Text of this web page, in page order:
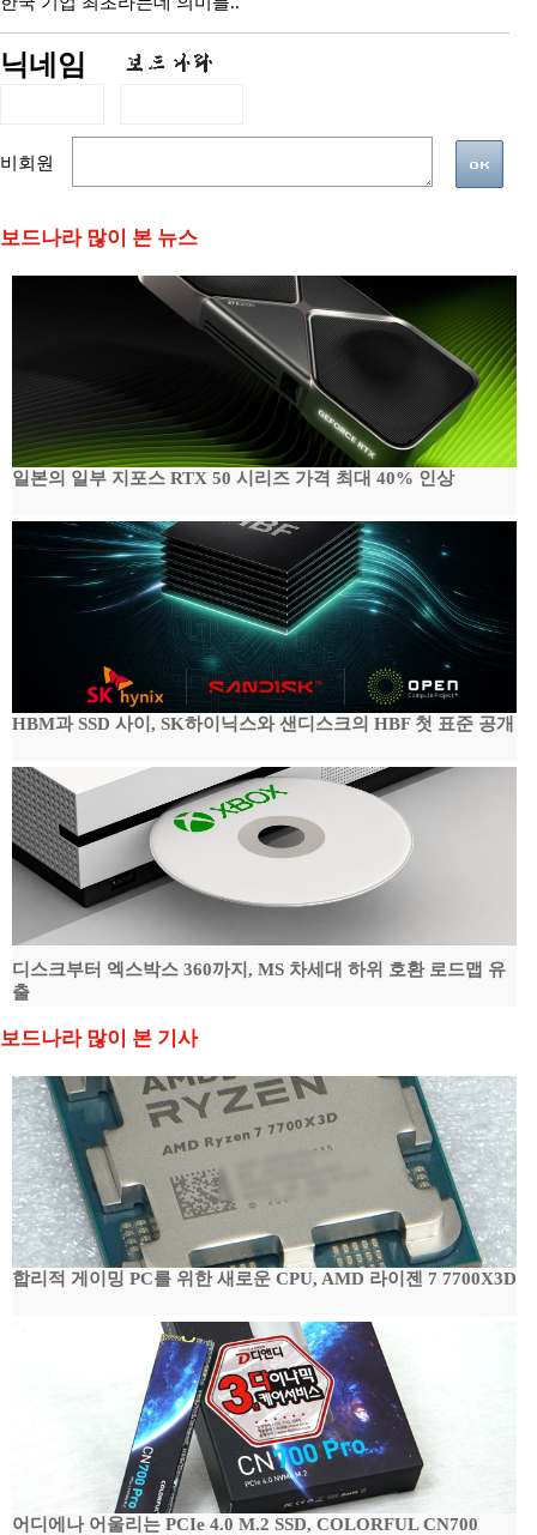
닉네임
비회원
보드나라 많이 본 뉴스
일본의 일부 지포스 RTX 50 시리즈 가격 최대 40% 인상
HBM과 SSD 사이, SK하이닉스와 샌디스크의 HBF 첫 표준 공개
디스크부터 엑스박스 360까지, MS 차세대 하위 호환 로드맵 유
출
보드나라 많이 본 기사
합리적 게이밍 PC를 위한 새로운 CPU, AMD 라이젠 7 7700X3D
어디에나 어울리는 PCIe 4.0 M.2 SSD, COLORFUL CN700